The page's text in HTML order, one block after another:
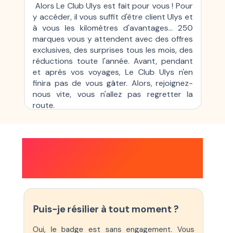
Alors Le Club Ulys est fait pour vous ! Pour
y accéder, il vous suffit d'être client Ulys et
à vous les kilomètres d'avantages… 250
marques vous y attendent avec des offres
exclusives, des surprises tous les mois, des
réductions toute l'année. Avant, pendant
et après vos voyages, Le Club Ulys n'en
finira pas de vous gâter. Alors, rejoignez-
nous vite, vous n'allez pas regretter la
route.
Puis-je résilier à tout moment ?
Oui, le badge est sans engagement. Vous